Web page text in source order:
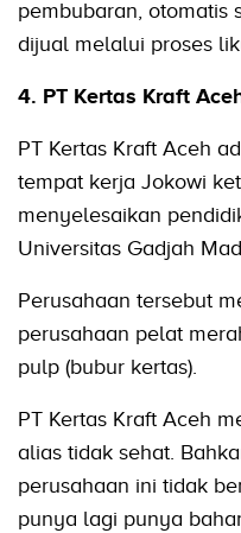
pembubaran, otomatis
dijual melalui proses
4. PT Kertas Kraft
PT Kertas Kraft Aceh
tempat kerja Jokowi
menyelesaikan
Universitas Gadjah
Perusahaan tersebut
perusahaan pelat
pulp (bubur kertas).
PT Kertas Kraft Aceh
alias tidak sehat.
perusahaan ini tidak
punya lagi punya